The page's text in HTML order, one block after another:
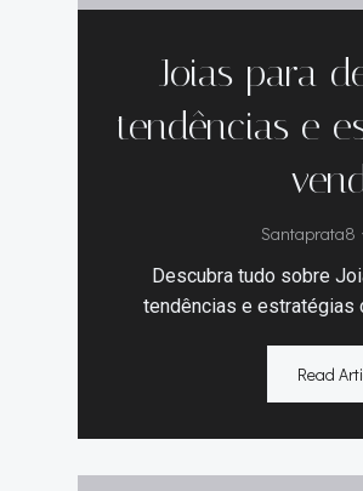
Joias para
tendências e
Santaprata8
Descubra tudo sobre
tendências e estratégias
Read